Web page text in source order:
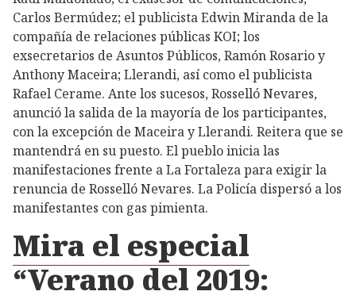
Carlos Bermúdez; el publicista Edwin Miranda de la
compañía de relaciones públicas KOI; los
exsecretarios de Asuntos Públicos, Ramón Rosario y
Anthony Maceira; Llerandi, así como el publicista
Rafael Cerame. Ante los sucesos, Rosselló Nevares,
anunció la salida de la mayoría de los participantes,
con la excepción de Maceira y Llerandi. Reitera que se
mantendrá en su puesto. El pueblo inicia las
manifestaciones frente a La Fortaleza para exigir la
renuncia de Rosselló Nevares. La Policía dispersó a los
manifestantes con gas pimienta.
Mira el especial
“Verano del 2019: